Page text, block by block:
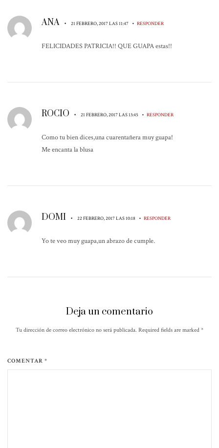
ANA • 21 FEBRERO, 2017 LAS 11:47 • RESPONDER
FELICIDADES PATRICIA!! QUE GUAPA estas!!
ROCIO • 21 FEBRERO, 2017 LAS 13:45 • RESPONDER
Como tu bien dices,una cuarentañera muy guapa!
Me encanta la blusa
DOMI • 22 FEBRERO, 2017 LAS 10:18 • RESPONDER
Yo te veo muy guapa,un abrazo de cumple.
Deja un comentario
Tu dirección de correo electrónico no será publicada. Required fields are marked *
COMENTAR *